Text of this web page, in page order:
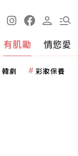
有肌勵 情慾愛
韓劇 彩妝保養